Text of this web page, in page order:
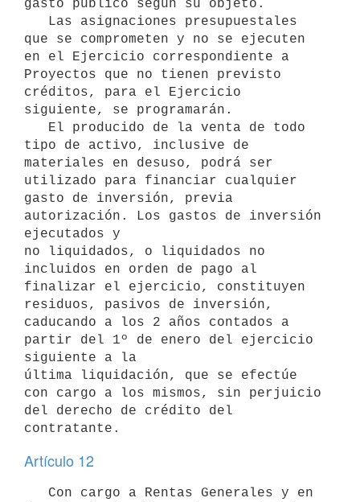
gasto público según su objeto.
que se comprometen y no se ejecuten
en el Ejercicio correspondiente a
Proyectos que no tienen previsto
créditos, para el Ejercicio
siguiente, se programarán.
tipo de activo, inclusive de
materiales en desuso, podrá ser
utilizado para financiar cualquier
gasto de inversión, previa
autorización. Los gastos de inversión
ejecutados y
no liquidados, o liquidados no
incluidos en orden de pago al
finalizar el ejercicio, constituyen
residuos, pasivos de inversión,
caducando a los 2 años contados a
partir del 1º de enero del ejercicio
siguiente a la
última liquidación, que se efectúe
con cargo a los mismos, sin perjuicio
del derecho de crédito del
contratante.
Artículo 12